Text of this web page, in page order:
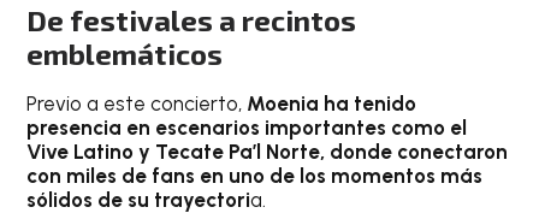
De festivales a recintos
emblemáticos
Previo a este concierto, Moenia ha tenido
presencia en escenarios importantes como el
Vive Latino y Tecate Pa’l Norte, donde conectaron
con miles de fans en uno de los momentos más
sólidos de su trayectoria.